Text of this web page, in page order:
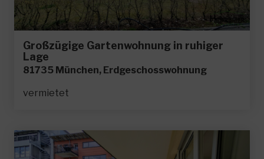
Großzügige Gartenwohnung in ruhiger
Lage
81735 München, Erdgeschosswohnung
vermietet